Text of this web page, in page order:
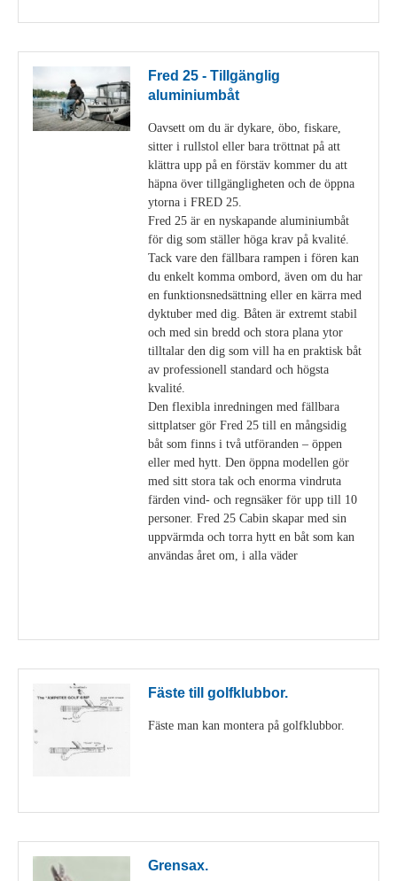
Fred 25 - Tillgänglig
aluminiumbåt
Oavsett om du är dykare, öbo, fiskare,
sitter i rullstol eller bara tröttnat på att
klättra upp på en förstäv kommer du att
häpna över tillgängligheten och de öppna
ytorna i FRED 25.
Fred 25 är en nyskapande aluminiumbåt
för dig som ställer höga krav på kvalité.
Tack vare den fällbara rampen i fören kan
du enkelt komma ombord, även om du har
en funktionsnedsättning eller en kärra med
dyktuber med dig. Båten är extremt stabil
och med sin bredd och stora plana ytor
tilltalar den dig som vill ha en praktisk båt
av professionell standard och högsta
kvalité.
Den flexibla inredningen med fällbara
sittplatser gör Fred 25 till en mångsidig
båt som finns i två utföranden – öppen
eller med hytt. Den öppna modellen gör
med sitt stora tak och enorma vindruta
färden vind- och regnsäker för upp till 10
personer. Fred 25 Cabin skapar med sin
uppvärmda och torra hytt en båt som kan
användas året om, i alla väder
Fäste till golfklubbor.
Fäste man kan montera på golfklubbor.
Grensax.